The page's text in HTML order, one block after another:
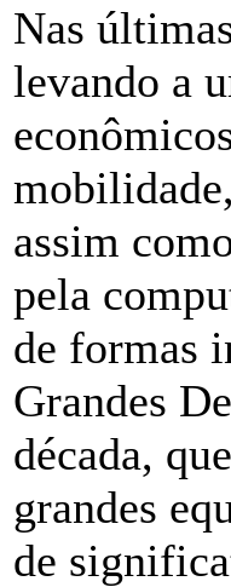
Nas
levando a
assim
pela
de formas
Grandes
década,
grandes
de